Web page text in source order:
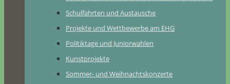
Schulfahrten und Austausche
Projekte und Wettbewerbe am EHG
Politiktage und Juniorwahlen
Kunstprojekte
Sommer- und Weihnachtskonzerte